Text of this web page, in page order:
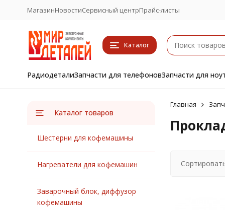
МагазинНовостиСервисный центрПрайс-листы
Каталог
РадиодеталиЗапчасти для телефоновЗапчасти для
Главная
Каталог товаров
Шестерни для кофемашины
Нагреватели для кофемашин
Заварочный блок, диффузор
кофемашины